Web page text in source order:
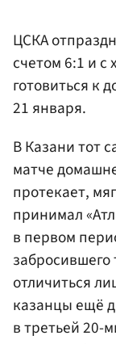
ЦСКА
счетом 6:1 и
готовиться к
21 января.
В Казани тот
матче
протекает,
принимал
в первом
отличиться
казанцы ещё
в третьей 20-